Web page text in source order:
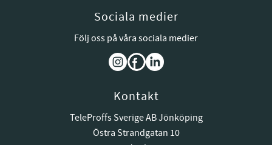
Sociala medier
Följ oss på våra sociala medier
Kontakt
TeleProffs Sverige AB Jönköping
Östra Strandgatan 10